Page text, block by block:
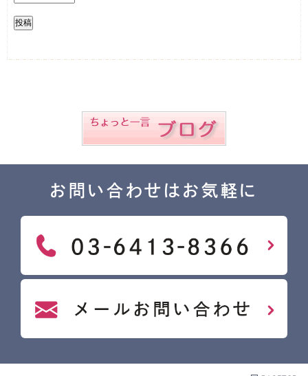
お問い合わせはお気軽に